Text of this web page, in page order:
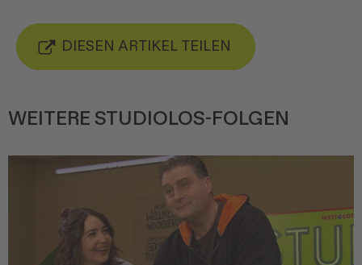
DIESEN ARTIKEL TEILEN
WEITERE STUDIOLOS-FOLGEN